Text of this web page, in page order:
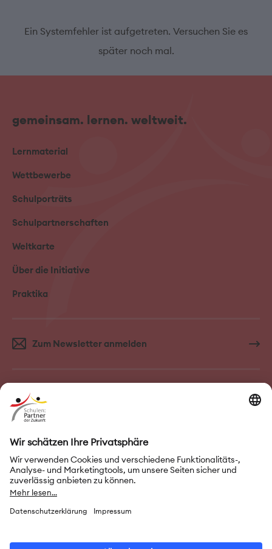
Ein Systemfehler ist aufgetreten. Versuchen Sie es
später noch mal.
gemeinsam. lernen. weltweit.
Lernmaterial
Wettbewerbe
Schulporträts
Schulpartnerschaften
Weltkarte
Über die Initiative
Praktika
Zum Newsletter anmelden
FAQ–Häufige Fragen Kontakt
Nutzungsbedingungen
Datenschutz
Privatsphäre-Einstellungen
Leichte Sprache
Erklärung zur Barrierefreiheit